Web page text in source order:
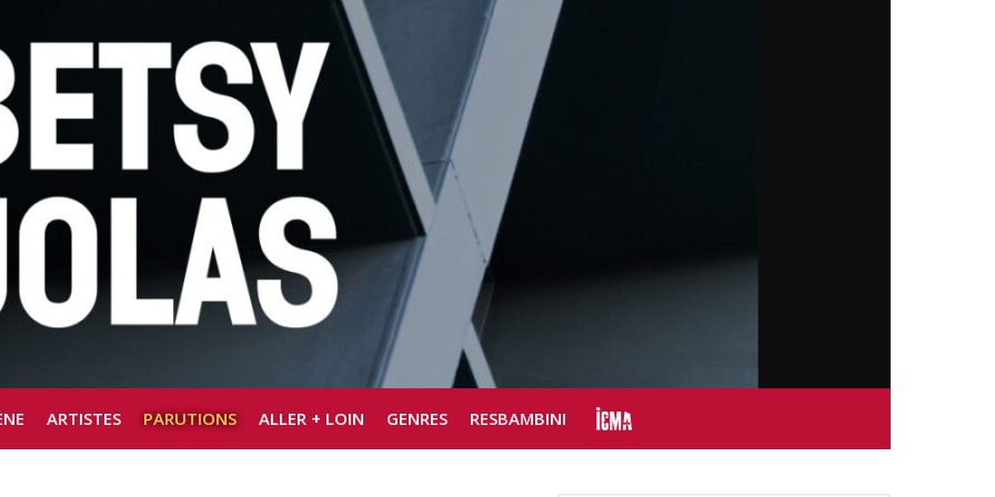
ARTISTES PARUTIONS ALLER + LOIN GENRES RESBAMBINI